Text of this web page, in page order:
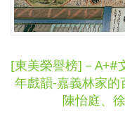
[東美榮譽榜]－A+#
年戲韻-嘉義林家的
陳怡庭、